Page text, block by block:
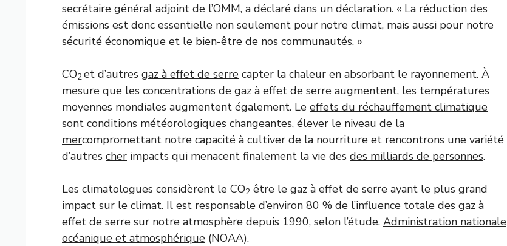
secrétaire général adjoint de l’OMM, a déclaré dans un déclaration. « La réduction des
émissions est donc essentielle non seulement pour notre climat, mais aussi pour notre
sécurité économique et le bien-être de nos communautés. »
CO2et d’autres gaz à effet de serre capter la chaleur en absorbant le rayonnement. À
mesure que les concentrations de gaz à effet de serre augmentent, les températures
moyennes mondiales augmentent également. Le effets du réchauffement climatique
sont conditions météorologiques changeantes, élever le niveau de la
mercompromettant notre capacité à cultiver de la nourriture et rencontrons une variété
d’autres cher impacts qui menacent finalement la vie des des milliards de personnes.
Les climatologues considèrent le CO2 être le gaz à effet de serre ayant le plus grand
impact sur le climat. Il est responsable d’environ 80 % de l’influence totale des gaz à
effet de serre sur notre atmosphère depuis 1990, selon l’étude. Administration nationale
océanique et atmosphérique (NOAA).